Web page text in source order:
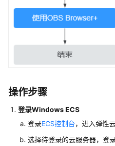
总
入
ECS
自
操作步骤
登录Windows ECS
登录ECS控制台，进入弹性
选择待登录的云服务器，登